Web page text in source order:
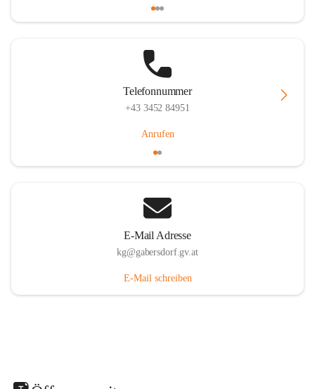
Telefonnummer
+43 3452 84951
Anrufen
E-Mail Adresse
kg@gabersdorf.gv.at
E-Mail schreiben